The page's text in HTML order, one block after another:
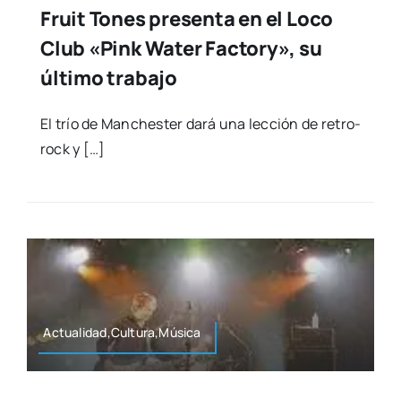
Fruit Tones presenta en el Loco
Club «Pink Water Factory», su
último trabajo
El trío de Man­ches­ter dará una lec­ción de retro­
rock y […]
Actualidad,Cultura,Música